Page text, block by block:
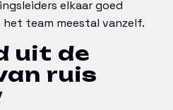
elkaar goed
team meestal vanzelf.
uit de
ruis